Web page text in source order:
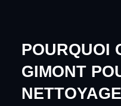
POURQUOI
GIMONT